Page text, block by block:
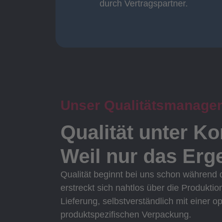
durch Vertragspartner.
durch Vertragspartner
Unser
Qualität unter
Weil nur das
Qualität beginnt bei uns schon während
erstreckt sich nahtlos über die
Lieferung, selbstverständlich mit einer
produktspezifischen Verpackung.